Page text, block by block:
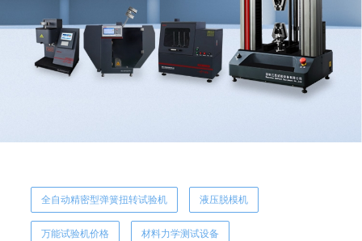
全自动精密型弹簧扭转试验机 液压脱模机
万能试验机价格 材料力学测试设备